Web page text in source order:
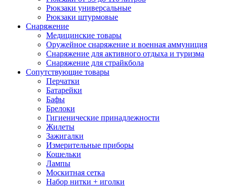
Рюкзаки универсальные
Рюкзаки штурмовые
Снаряжение
Медицинские товары
Оружейное снаряжение и военная аммуниция
Снаряжение для активного отдыха и туризма
Снаряжение для страйкбола
Сопутствующие товары
Перчатки
Батарейки
Бафы
Брелоки
Гигиенические принадлежности
Жилеты
Зажигалки
Измерительные приборы
Кошельки
Лампы
Москитная сетка
Набор нитки + иголки